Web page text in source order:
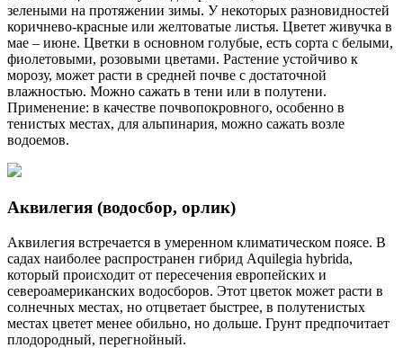
зелеными на протяжении зимы. У некоторых разновидностей
коричнево-красные или желтоватые листья. Цветет живучка в
мае – июне. Цветки в основном голубые, есть сорта с белыми,
фиолетовыми, розовыми цветами. Растение устойчиво к
морозу, может расти в средней почве с достаточной
влажностью. Можно сажать в тени или в полутени.
Применение: в качестве почвопокровного, особенно в
тенистых местах, для альпинария, можно сажать возле
водоемов.
Аквилегия (водосбор, орлик)
Аквилегия встречается в умеренном климатическом поясе. В
садах наиболее распространен гибрид Aquilegia hybrida,
который происходит от пересечения европейских и
североамериканских водосборов. Этот цветок может расти в
солнечных местах, но отцветает быстрее, в полутенистых
местах цветет менее обильно, но дольше. Грунт предпочитает
плодородный, перегнойный.